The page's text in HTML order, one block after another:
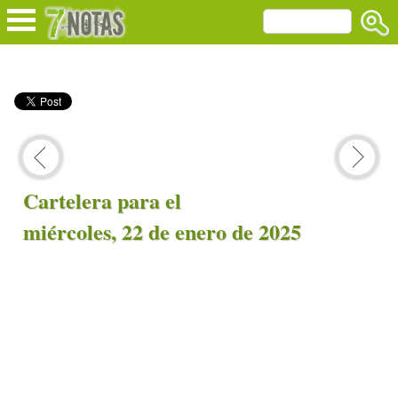
Cartelera para el
miércoles, 22 de enero de 2025